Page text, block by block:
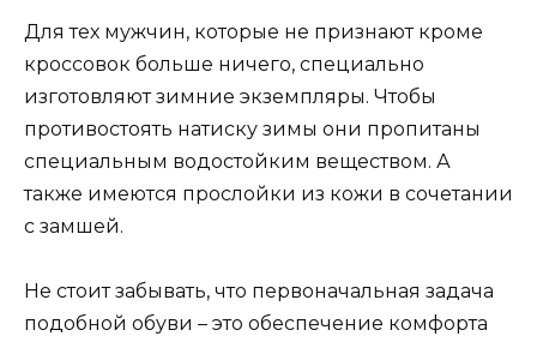
Для тех мужчин, которые не признают кроме
кроссовок больше ничего, специально
изготовляют зимние экземпляры. Чтобы
противостоять натиску зимы они пропитаны
специальным водостойким веществом. А
также имеются прослойки из кожи в сочетании
с замшей.
Не стоит забывать, что первоначальная задача
подобной обуви – это обеспечение комфорта